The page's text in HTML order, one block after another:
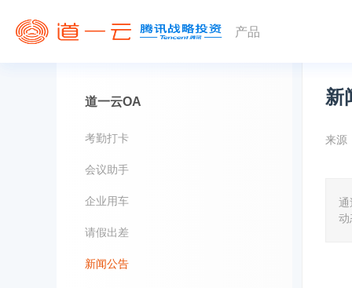
产品
新
来源
通
动
道一云OA
考勤打卡
会议助手
企业用车
请假出差
新闻公告